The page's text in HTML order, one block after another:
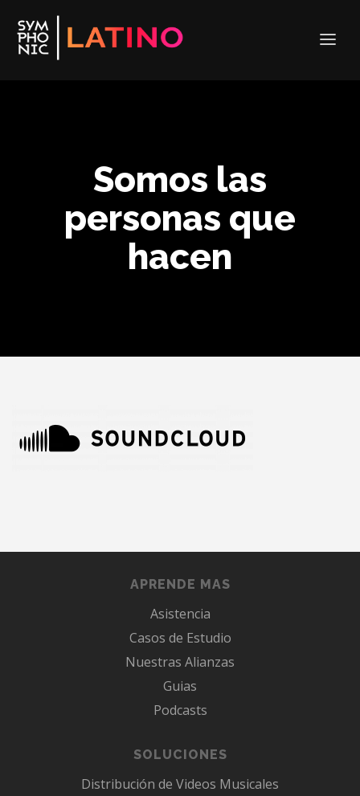
Somos las
personas que
hacen
APRENDE MAS
Asistencia
Casos de Estudio
Nuestras Alianzas
Guias
Podcasts
SOLUCIONES
Distribución de Videos Musicales